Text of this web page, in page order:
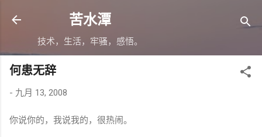
跳至主要内容
苦水潭
技术，生活，牢骚，感悟。
何患无辞
- 九月 13, 2008
你说你的，我说我的，很热闹。